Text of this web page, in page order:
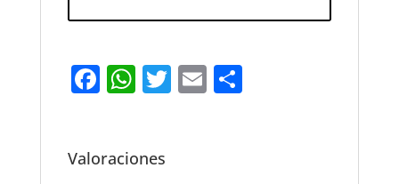
F
e
W
s
T E S
Valoraciones